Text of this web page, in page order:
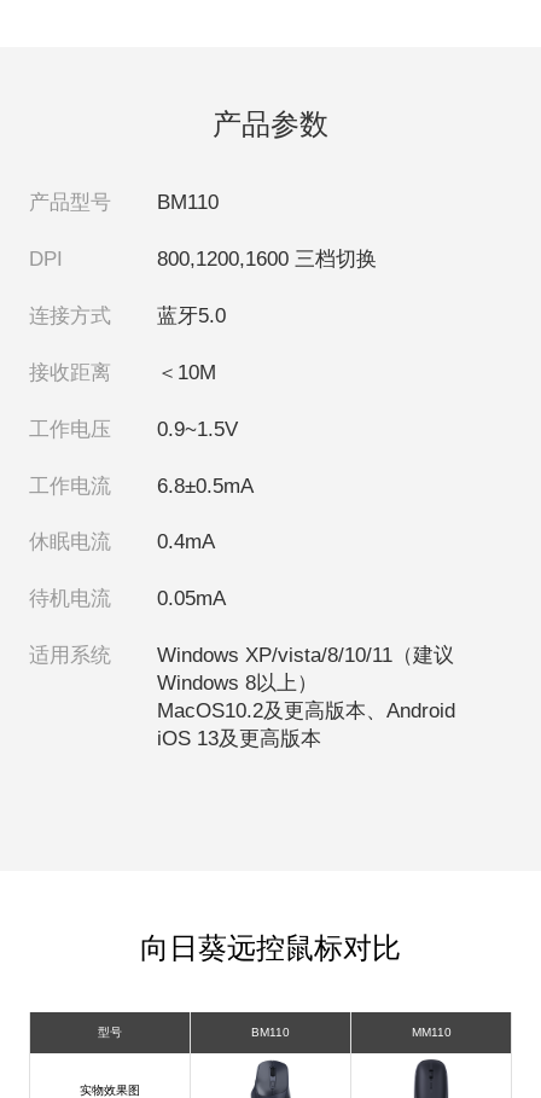
产品参数
产品型号 BM110
DPI 800,1200,1600 三档切换
连接方式 蓝牙5.0
接收距离 ＜10M
工作电压 0.9~1.5V
工作电流 6.8±0.5mA
休眠电流 0.4mA
待机电流 0.05mA
适用系统 Windows XP/vista/8/10/11 （建议
Windows 8以上）
MacOS10.2及更高版本、Android
iOS 13及更高版本
向日葵远控鼠标对比
型号 BM110 MM110
实物效果图